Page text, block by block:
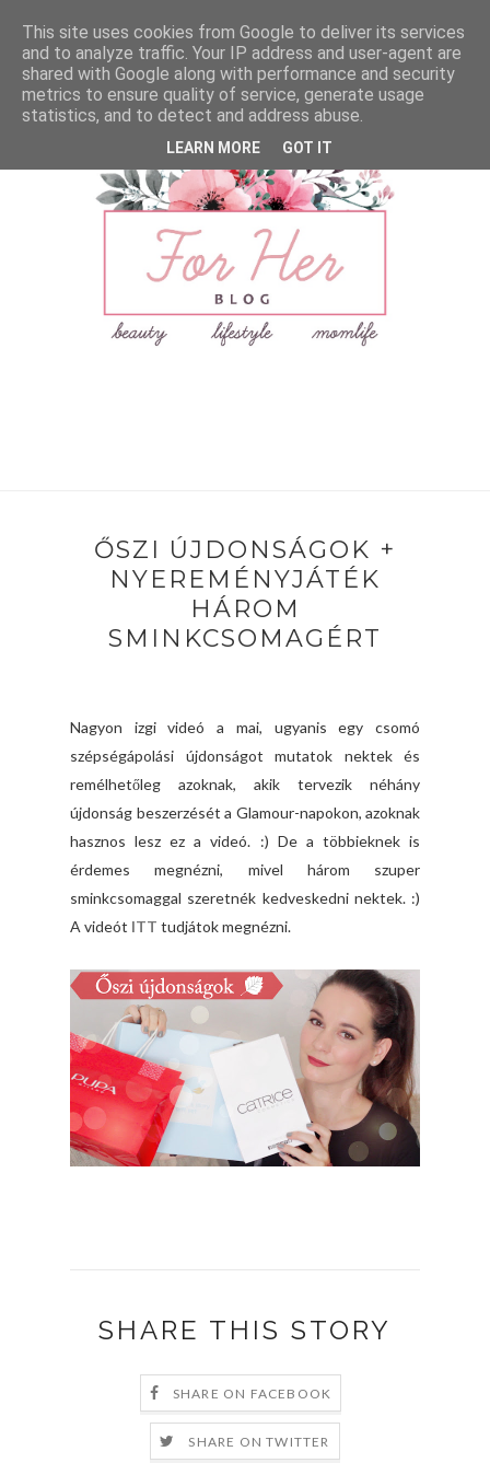
ŐSZI ÚJDONSÁGOK +
NYEREMÉNYJÁTÉK
HÁROM
SMINKCSOMAGÉRT
Nagyon izgi videó a mai, ugyanis egy csomó
szépségápolási újdonságot mutatok nektek és
remélhetőleg azoknak, akik tervezik néhány
újdonság beszerzését a Glamour-napokon, azoknak
hasznos lesz ez a videó. :) De a többieknek is
érdemes megnézni, mivel három szuper
sminkcsomaggal szeretnék kedveskedni nektek. :)
A videót ITT tudjátok megnézni.
SHARE THIS STORY
SHARE ON FACEBOOK
SHARE ON TWITTER
This site uses cookies from Google to deliver its services
and to analyze traffic. Your IP address and user-agent are
shared with Google along with performance and security
metrics to ensure quality of service, generate usage
statistics, and to detect and address abuse.
LEARN MORE GOT IT